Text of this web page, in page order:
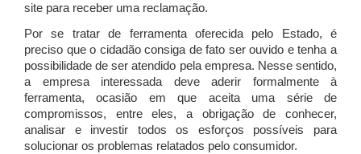
site para receber uma reclamação.
Por se tratar de ferramenta oferecida pelo Estado, é
preciso que o cidadão consiga de fato ser ouvido e tenha a
possibilidade de ser atendido pela empresa. Nesse sentido,
a empresa interessada deve aderir formalmente à
ferramenta, ocasião em que aceita uma série de
compromissos, entre eles, a obrigação de conhecer,
analisar e investir todos os esforços possíveis para
solucionar os problemas relatados pelo consumidor.